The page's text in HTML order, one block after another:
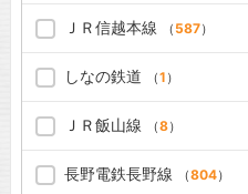
ＪＲ信越本線 （ 587）
しなの鉄道 （1 ）
ＪＲ飯山線 （8）
長野電鉄長野線 （804）